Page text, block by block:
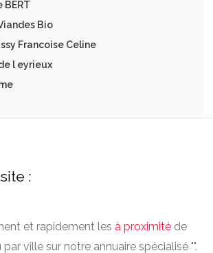
Bio
Francoise Celine
l eyrieux
:
et rapidement les à proximité de
ville sur notre annuaire spécialisé "".